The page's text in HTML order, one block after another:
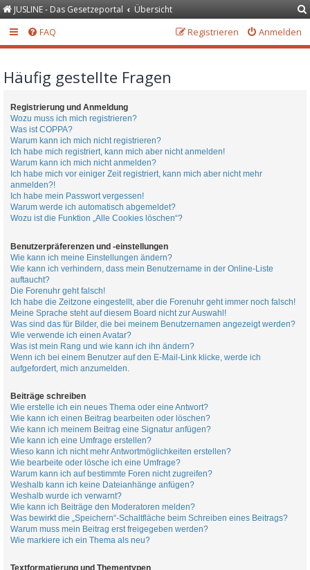
JUSLINE - Das Gesetzeportal Übersicht
FAQ Anmelden
Registrieren
Häufig gestellte Fragen
Registrierung und Anmeldung
Wozu muss ich mich registrieren?
Was ist COPPA?
Warum kann ich mich nicht registrieren?
Ich habe mich registriert, kann mich aber nicht anmelden!
Warum kann ich mich nicht anmelden?
Ich habe mich vor einiger Zeit registriert, kann mich aber nicht mehr
anmelden?!
Ich habe mein Passwort vergessen!
Warum werde ich automatisch abgemeldet?
Wozu ist die Funktion „Alle Cookies löschen“?
Benutzerpräferenzen und -einstellungen
Wie kann ich meine Einstellungen ändern?
Wie kann ich verhindern, dass mein Benutzername in der Online-Liste
auftaucht?
Die Forenuhr geht falsch!
Ich habe die Zeitzone eingestellt, aber die Forenuhr geht immer noch falsch!
Meine Sprache steht auf diesem Board nicht zur Auswahl!
Was sind das für Bilder, die bei meinem Benutzernamen angezeigt werden?
Wie verwende ich einen Avatar?
Was ist mein Rang und wie kann ich ihn ändern?
Wenn ich bei einem Benutzer auf den E-Mail-Link klicke, werde ich
aufgefordert, mich anzumelden.
Beiträge schreiben
Wie erstelle ich ein neues Thema oder eine Antwort?
Wie kann ich einen Beitrag bearbeiten oder löschen?
Wie kann ich meinem Beitrag eine Signatur anfügen?
Wie kann ich eine Umfrage erstellen?
Wieso kann ich nicht mehr Antwortmöglichkeiten erstellen?
Wie bearbeite oder lösche ich eine Umfrage?
Warum kann ich auf bestimmte Foren nicht zugreifen?
Weshalb kann ich keine Dateianhänge anfügen?
Weshalb wurde ich verwarnt?
Wie kann ich Beiträge den Moderatoren melden?
Was bewirkt die „Speichern“-Schaltfläche beim Schreiben eines Beitrags?
Warum muss mein Beitrag erst freigegeben werden?
Wie markiere ich ein Thema als neu?
Textformatierung und Thementypen